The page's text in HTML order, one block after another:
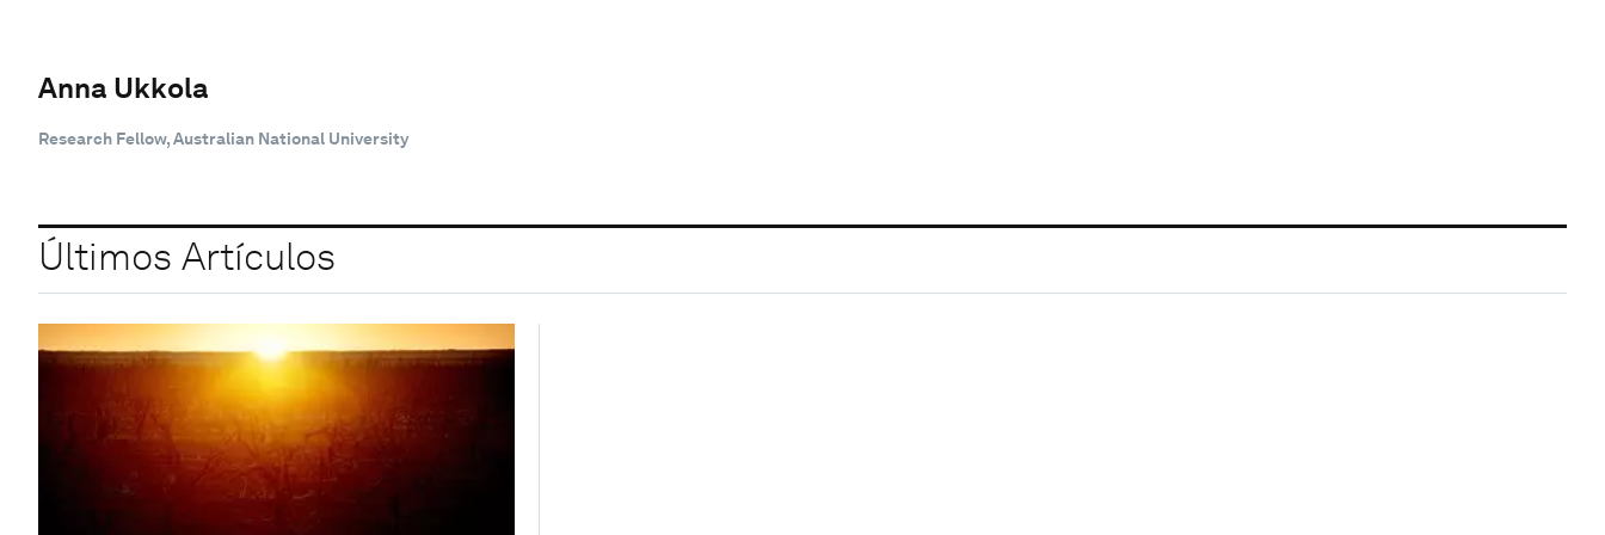
Anna Ukkola
Research Fellow, Australian National University
Últimos Artículos